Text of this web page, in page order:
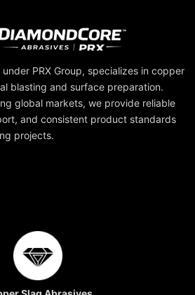
PRX Group, specializes in copper
blasting and surface preparation.
global markets, we provide reliable
and consistent product standards
projects.